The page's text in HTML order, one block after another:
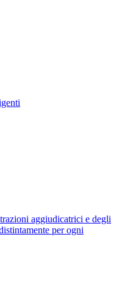
aggiudicatrici e degli
per ogni